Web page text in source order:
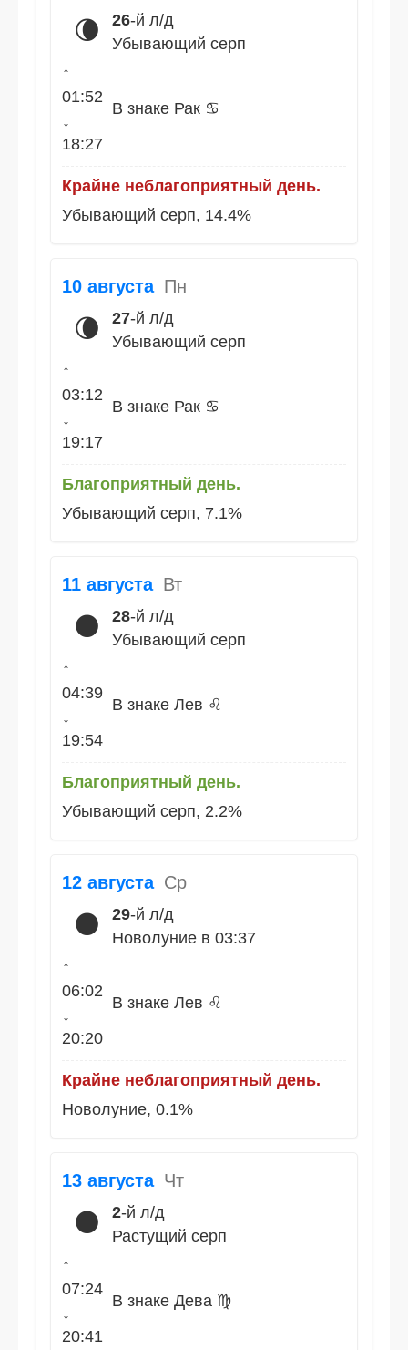
🌘 26-й л/д
Убывающий серп
↑
01:52
↓
18:27
В знаке Рак ♋
Крайне неблагоприятный день.
Убывающий серп, 14.4%
10 августа Пн
🌘 27-й л/д
Убывающий серп
↑
03:12
↓
19:17
В знаке Рак ♋
Благоприятный день.
Убывающий серп, 7.1%
11 августа Вт
🌑 28-й л/д
Убывающий серп
↑
04:39
↓
19:54
В знаке Лев ♌
Благоприятный день.
Убывающий серп, 2.2%
12 августа Ср
🌑 29-й л/д
Новолуние в 03:37
↑
06:02
↓
20:20
В знаке Лев ♌
Крайне неблагоприятный день.
Новолуние, 0.1%
13 августа Чт
🌑 2-й л/д
Растущий серп
↑
07:24
↓
20:41
В знаке Дева ♍